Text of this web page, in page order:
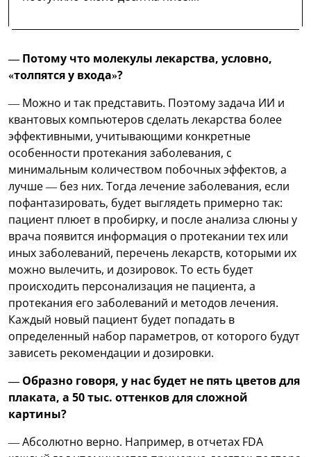
— Потому что молекулы лекарства, условно,
«толпятся у входа»?
— Можно и так представить. Поэтому задача ИИ и
квантовых компьютеров сделать лекарства более
эффективными, учитывающими конкретные
особенности протекания заболевания, с
минимальным количеством побочных эффектов, а
лучше — без них. Тогда лечение заболевания, если
пофантазировать, будет выглядеть примерно так:
пациент плюет в пробирку, и после анализа слюны у
врача появится информация о протекании тех или
иных заболеваний, перечень лекарств, которыми их
можно вылечить, и дозировок. То есть будет
происходить персонализация не пациента, а
протекания его заболеваний и методов лечения.
Каждый новый пациент будет попадать в
определенный набор параметров, от которого будут
зависеть рекомендации и дозировки.
— Образно говоря, у нас будет не пять цветов для
плаката, а 50 тыс. оттенков для сложной
картины?
— Абсолютно верно. Например, в отчетах FDA